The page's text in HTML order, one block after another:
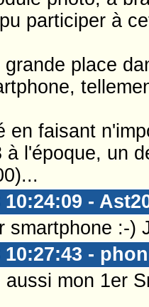
participer à
grande place
en faisant
à l'époque, un
10:24:09 -
smartphone :-)
10:27:43 -
aussi mon 1er